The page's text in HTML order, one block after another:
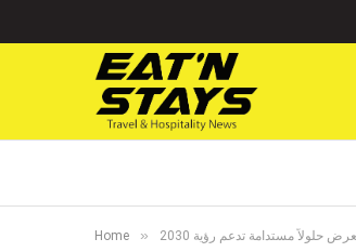
Home » حلولاً مستدامة تدعم رؤية 2030